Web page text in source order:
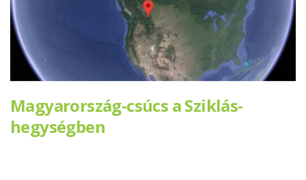
Magyarország-csúcs a Sziklás-
hegységben